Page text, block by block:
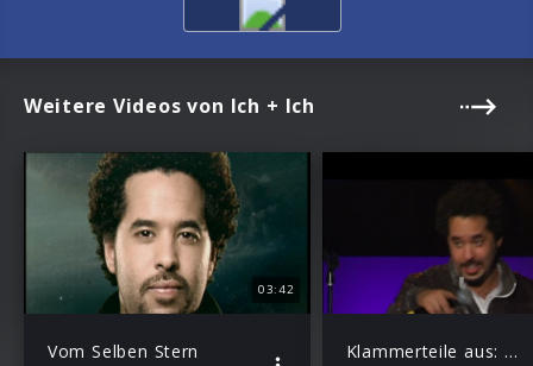
Weitere Videos von Ich + Ich
03:42
Vom Selben Stern Klammerteile aus: SWR3 Hautnah “Ich + Ich”: Pflaster